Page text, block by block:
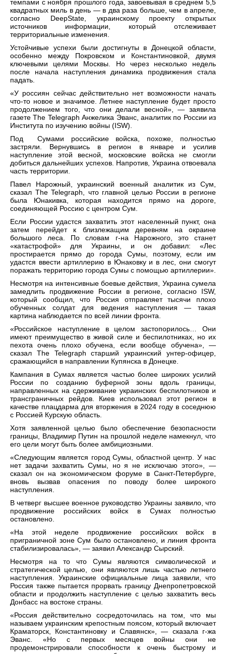
темпами с ноября прошлого года, завоевывая в среднем 5,5
квадратных миль в день — в два раза больше, чем в апреле,
согласно DeepState, украинскому проекту открытых
источников информации, который отслеживает
территориальные изменения.
Устойчивые успехи были достигнуты в Донецкой области,
особенно между Покровском и Константиновкой, двумя
ключевыми целями Москвы. Но через несколько недель
после начала наступления динамика продвижения стала
падать.
«У россиян сейчас действительно нет возможности начать
что-то новое и значимое. Летнее наступление будет просто
продолжением того, что они делали весной», — заявила
газете The Telegraph Анжелика Эванс, аналитик по России из
Института по изучению войны (ISW).
Под Сумами российские войска, похоже, полностью
застряли. Вернувшись в регион в январе и усилив
наступление этой весной, московские войска не смогли
добиться дальнейших успехов. Напротив, Украина отвоевала
часть территории.
Павел Нарожный, украинский военный аналитик из Сум,
сказал The Telegraph, что главной целью России в регионе
была Юнакивка, которая находится прямо на дороге,
соединяющей Россию с центром Сум.
Если России удастся захватить этот населенный пункт, она
затем перейдет к близлежащим деревням на окраине
большого леса. По словам г-на Нарожного, это станет
«катастрофой» для Украины, и он добавил: «Лес
простирается прямо до города Сумы, поэтому, если им
удастся ввести артиллерию в Юнаковку и в лес, они смогут
поражать территорию города Сумы с помощью артиллерии».
Несмотря на интенсивные боевые действия, Украина сумела
замедлить продвижение России в регионе, согласно ISW,
который сообщил, что Россия отправляет тысячи плохо
обученных солдат для ведения наступления — такая
картина наблюдается по всей линии фронта.
«Российское наступление в целом застопорилось… Они
имеют преимущество в живой силе и беспилотниках, но их
пехота очень плохо обучена, если вообще обучена», —
сказал The Telegraph старший украинский унтер-офицер,
сражающийся в направлении Купянска в Донецке.
Кампания в Сумах является частью более широких усилий
России по созданию буферной зоны вдоль границы,
направленных на сдерживание украинских беспилотников и
трансграничных рейдов. Киев использовал этот регион в
качестве плацдарма для вторжения в 2024 году в соседнюю
с Россией Курскую область.
Хотя заявленной целью было обеспечение безопасности
границы, Владимир Путин на прошлой неделе намекнул, что
его цели могут быть более амбициозными.
«Следующим является город Сумы, областной центр. У нас
нет задачи захватить Сумы, но я не исключаю этого», —
сказал он на экономическом форуме в Санкт-Петербурге,
вновь вызвав опасения по поводу более широкого
наступления.
В четверг высшее военное руководство Украины заявило, что
продвижение российских войск в Сумах полностью
остановлено.
«На этой неделе продвижение российских войск в
приграничной зоне Сум было остановлено, и линия фронта
стабилизировалась», — заявил Александр Сырский.
Несмотря на то что Сумы являются символической и
стратегической целью, они являются лишь частью летнего
наступления. Украинские официальные лица заявили, что
Россия также пытается прорвать границу Днепропетровской
области и продолжить наступление с целью захватить весь
Донбасс на востоке страны.
«Россия действительно сосредоточилась на том, что мы
называем украинским крепостным поясом, который включает
Краматорск, Константиновку и Славянск», — сказала г-жа
Эванс. «Но с первых месяцев войны они не
продемонстрировали способности к очень быстрому и